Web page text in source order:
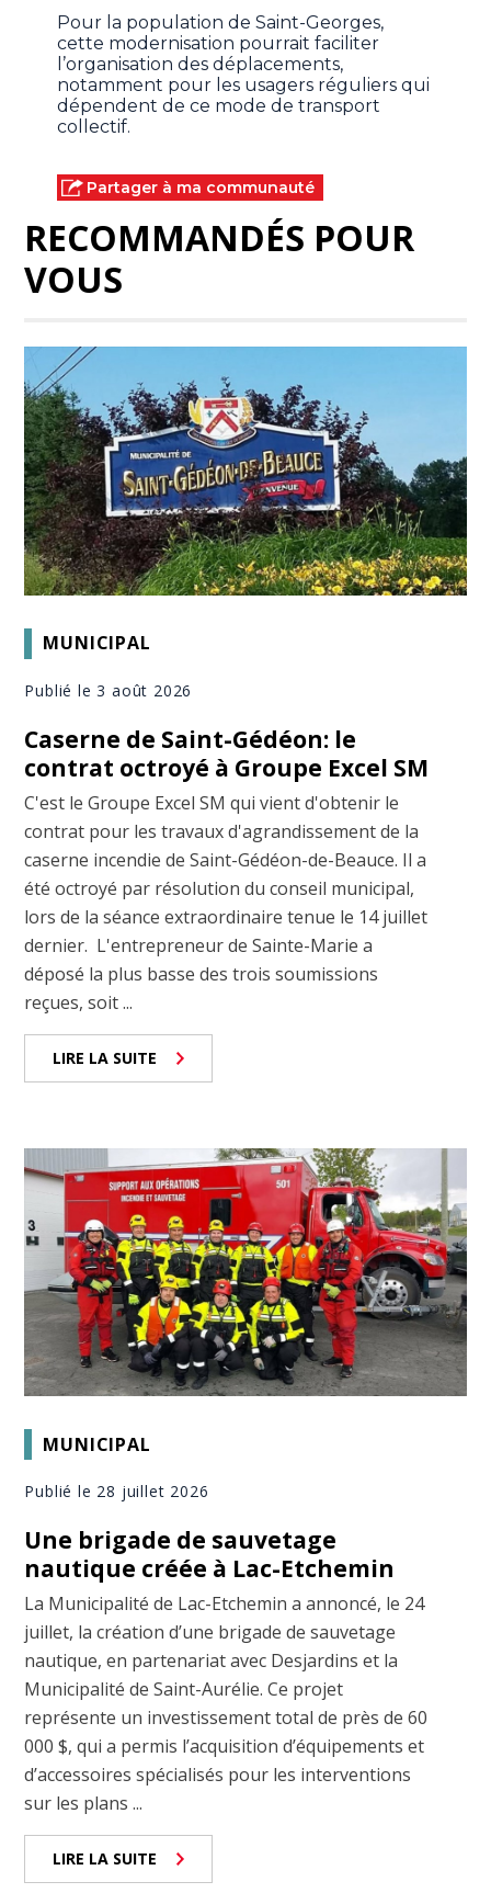
Pour la population de Saint-Georges,
cette modernisation pourrait faciliter
l’organisation des déplacements,
notamment pour les usagers réguliers qui
dépendent de ce mode de transport
collectif.
Partager à ma communauté
RECOMMANDÉS POUR
VOUS
MUNICIPAL
Publié le 3 août 2026
Caserne de Saint-Gédéon: le
contrat octroyé à Groupe Excel SM
C'est le Groupe Excel SM qui vient d'obtenir le
contrat pour les travaux d'agrandissement de la
caserne incendie de Saint-Gédéon-de-Beauce. Il a
été octroyé par résolution du conseil municipal,
lors de la séance extraordinaire tenue le 14 juillet
dernier. L'entrepreneur de Sainte-Marie a
déposé la plus basse des trois soumissions
reçues, soit ...
LIRE LA SUITE
MUNICIPAL
Publié le 28 juillet 2026
Une brigade de sauvetage
nautique créée à Lac-Etchemin
La Municipalité de Lac-Etchemin a annoncé, le 24
juillet, la création d’une brigade de sauvetage
nautique, en partenariat avec Desjardins et la
Municipalité de Saint-Aurélie. Ce projet
représente un investissement total de près de 60
000 $, qui a permis l’acquisition d’équipements et
d’accessoires spécialisés pour les interventions
sur les plans ...
LIRE LA SUITE